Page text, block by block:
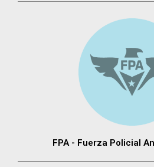
FPA - Fuerza Policial